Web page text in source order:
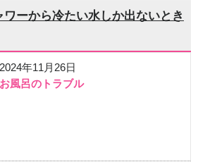
ワーから冷たい水しか出ないとき
2024年11月26日
お風呂のトラブル